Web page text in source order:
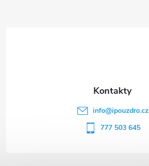
info@ipouzdro.cz
777 503 645